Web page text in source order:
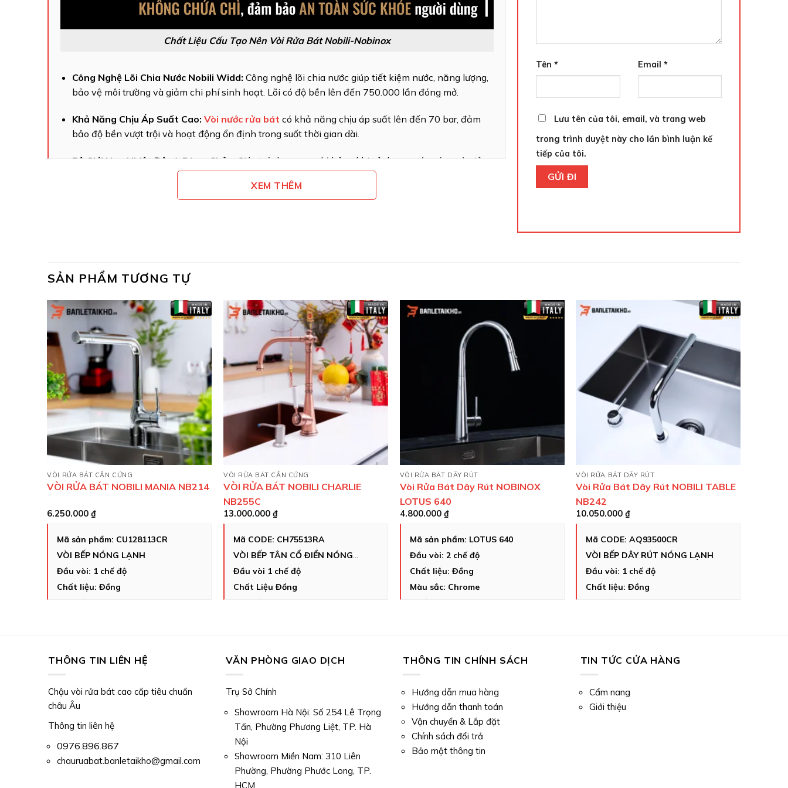
Chất Liệu Cấu Tạo Nên Vòi Rửa Bát Nobili-Nobinox
Công Nghệ Lõi Chia Nước Nobili Widd: Công nghệ lõi chia nước giúp tiết kiệm nước, năng lượng,
bảo vệ môi trường và giảm chi phí sinh hoạt. Lõi có độ bền lên đến 750.000 lần đóng mở.
Khả Năng Chịu Áp Suất Cao: Vòi nước rửa bát có khả năng chịu áp suất lên đến 70 bar, đảm
bảo độ bền vượt trội và hoạt động ổn định trong suốt thời gian dài.
Bộ Giới Hạn Nhiệt Độ và Dòng Chảy:
Giúp tránh nguy cơ bị bỏng khi sử dụng nước nóng và giảm
lãng phí nước trong quá trình sử dụng.
Công Nghệ Độc Quyền Vòi Rửa Bát Nobili-Nobinox
Ưu Điểm Của Sản Phẩm Vòi Rửa Bát LEVANTE NB306B
XEM THÊM
Tên* Email *
Lưu tên của tôi, email, và trang web
trong trình duyệt này cho lần bình luận kế
tiếp của tôi.
SẢN PHẨM TƯƠNG TỰ
VÒI RỬA BÁT CẦN CỨNG
VÒI RỬA BÁT NOBILI MANIA NB214
6.250.000₫
Mã sản phẩm: CU128113CR
VÒI BẾP NÓNG LẠNH
Đầu vòi: 1 chế độ
Chất liệu: Đồng
VÒI RỬA BÁT CẦN CỨNG
VÒI RỬA BÁT NOBILI CHARLIE
NB255C
13.000.000 ₫
Mã CODE: CH75513RA
VÒI BẾP TÂN CỔ ĐIỂN NÓNG
LẠNH
Đầu vòi 1 chế độ
Chất Liệu Đồng
VÒI RỬA BÁT DÂY RÚT
Vòi Rửa Bát Dây Rút NOBINOX
LOTUS 640
4.800.000 ₫
Mã sản phẩm: LOTUS 640
Đầu vòi: 2 chế độ
Chất liệu: Đồng
Màu sắc: Chrome
VÒI RỬA BÁT DÂY RÚT
Vòi Rửa Bát Dây Rút NOBILI TABLE
NB242
10.050.000₫
Mã CODE: AQ93500CR
VÒI BẾP DÂY RÚT NÓNG LẠNH
Đầu vòi: 1 chế độ
Chất liệu: Đồng
THÔNG TIN LIÊN HỆ
Chậu vòi rửa bát cao cấp tiêu chuẩn
châu Âu
Thông tin liên hệ
0976.896.867
chauruabat.banletaikho@gmail.com
VĂN PHÒNG GIAO DỊCH
Trụ Sở Chính
Showroom Hà Nội: Số 254 Lê Trọng
Tấn, Phường Phương Liệt, TP. Hà
Nội
Showroom Miền Nam: 310 Liên
Phường, Phường Phước Long, TP.
HCM
THÔNG TIN CHÍNH SÁCH
Hướng dẫn mua hàng
Hướng dẫn thanh toán
Vận chuyển & Lắp đặt
Chính sách đổi trả
Bảo mật thông tin
TIN TỨC CỬA HÀNG
Cẩm nang
Giới thiệu